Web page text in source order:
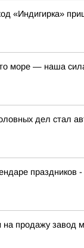
«Индигирка»
море — наша
дел стал
праздников
продажу завод